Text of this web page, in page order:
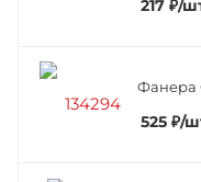
217 ₽/
Фанера
525 ₽/